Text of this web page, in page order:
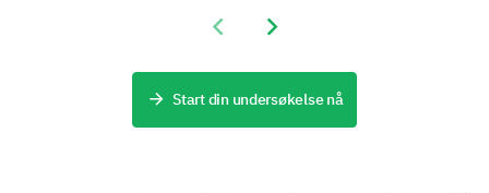
Vil du anbefale vårt produkt/tjeneste til en
hvordan du kan
smertepunkter
kritiske data.
identifisere
Previous slide
Next slide
Start din undersøkelse nå